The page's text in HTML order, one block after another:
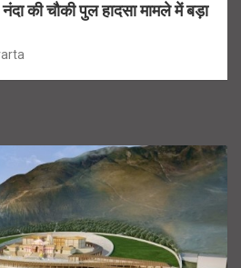
की चौकी पुल हादसा मामले में बड़ा